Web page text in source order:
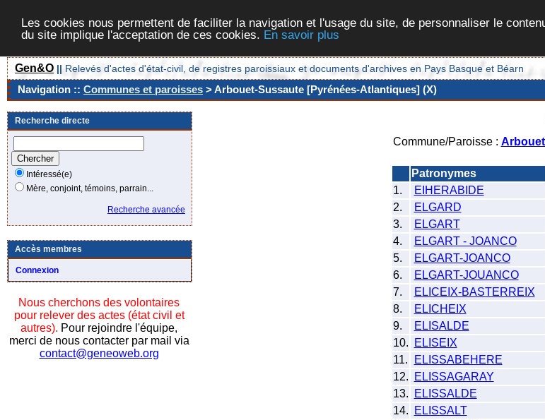
Les cookies nous permettent de faciliter la navigation et l'usage du site, de personnaliser le
du site implique l'acceptation de ces cookies. En savoir plus
Gen&O || Relevés d'actes d'état-civil, de registres paroissiaux et documents d'archives en Pays Basque et Béarn
Navigation :: Communes et paroisses > Arbouet-Sussaute [Pyrénées-Atlantiques] (X)
Recherche directe
Intéressé(e)
Mère, conjoint, témoins, parrain...
Recherche avancée
Accès membres
Connexion
Nous cherchons des volontaires
pour relever des actes (état civil et
autres). Pour rejoindre l'équipe,
merci de nous contacter par mail via
contact@geneoweb.org
Commune/Paroisse :
Patronymes
1.
EIHERABIDE
2.
ELGARD
3.
ELGART
4.
ELGART - JOANCO
5.
ELGART-JOANCO
6.
ELGART-JOUANCO
7.
ELICEIX-BASTERREIX
8.
ELICHEIX
9.
ELISALDE
10.
ELISEIX
11.
ELISSABEHERE
12.
ELISSAGARAY
13.
ELISSALDE
14.
ELISSALT